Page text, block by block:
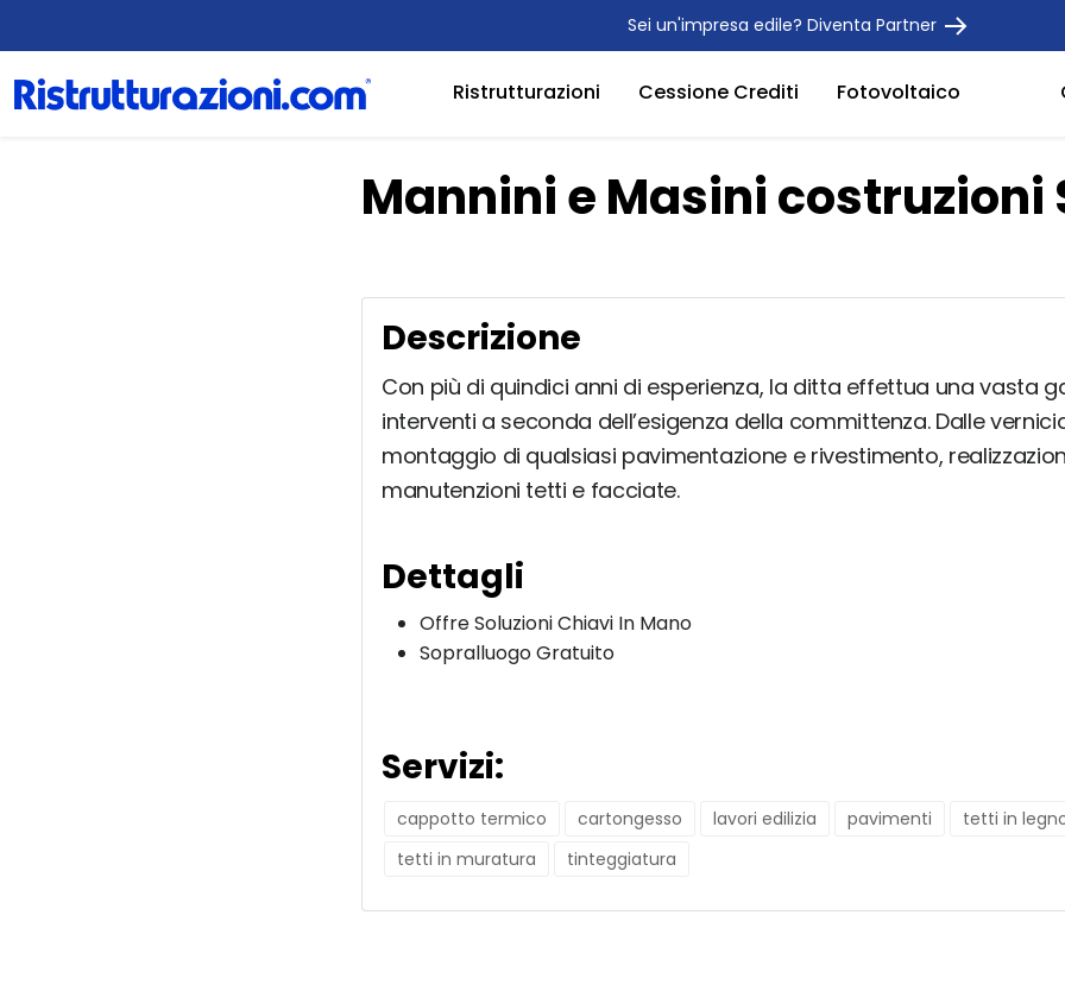
Sei un'impresa edile? Diventa Partner
Ristrutturazioni Cessione Crediti Fotovoltaico
Mannini e Masini costruzioni
Descrizione
Con più di quindici anni di esperienza, la ditta effettua una vasta
interventi a seconda dell’esigenza della committenza. Dalle
montaggio di qualsiasi pavimentazione e rivestimento,
manutenzioni tetti e facciate.
Dettagli
Offre Soluzioni Chiavi In Mano
Sopralluogo Gratuito
Servizi:
cappotto termico cartongesso lavori edilizia pavimenti
tetti in
tetti in muratura
tinteggiatura